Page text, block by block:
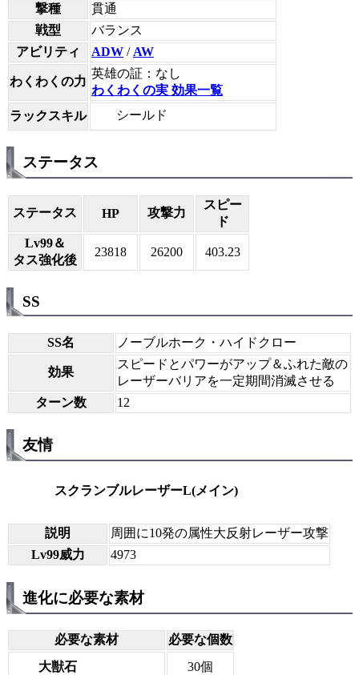
撃種
貫通
戦型
バランス
アビリティ
ADW / AW
わくわくの力
英雄の証：なし
わくわくの実 効果一覧
ラックスキル
シールド
ステータス
ステータス HP 攻撃力
スピー
ド
Lv99＆
タス強化後
23818 26200 403.23
SS
SS名 ノーブルホーク・ハイドクロー
効果
スピードとパワーがアップ＆ふれた敵の
レーザーバリアを一定期間消滅させる
ターン数
12
友情
スクランブルレーザーL(メイン)
説明
周囲に10発の属性大反射レーザー攻撃
Lv99威力
4973
進化に必要な素材
必要な素材
必要な個数
大獣石
30個